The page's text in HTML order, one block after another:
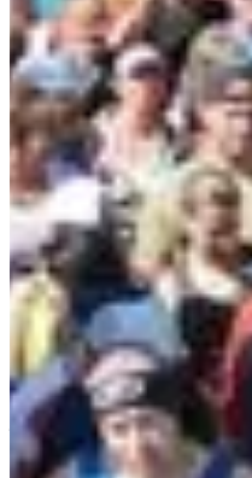
Profiter du soleil de juin
potes ou en solo ;
Fumer ces-dits potes ou
jusqu’à la prochaine
Résultats :
2023(166 arrivants)
2024
(228 arrivants)
2025
Courses
Tous Marche Running
juin 2027
Marche populaire